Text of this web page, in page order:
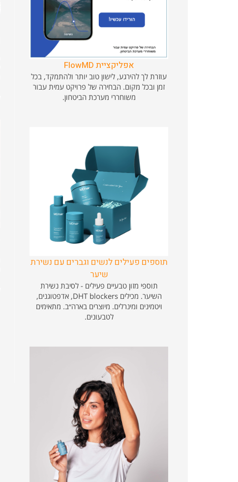
אפליקציית FlowMD
עוזרת לך להירגע, לישון טוב יותר ולהתמקד, בכל
זמן ובכל מקום. הבחירה של פרויקט עמית עבור
משוחררי מערכת הביטחון.
תוספים פעילים לנשים וגברים עם נשירת
שיער
תוספי מזון טבעיים פעילים - לסיבת נשירת
השיער. מכילים DHT blockers, אדפטוגנים,
ויטמינים ומינרלים. מיוצרים בארה״ב. מתאימים
לטבעונים.